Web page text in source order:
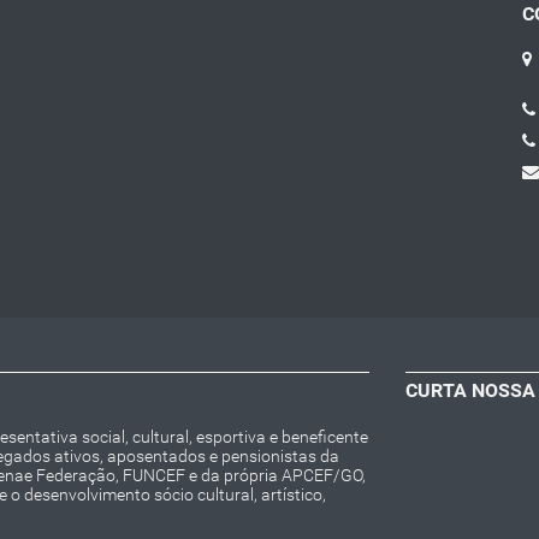
social, cultural, esportiva e beneficente
ativos, aposentados e pensionistas da
Federação, FUNCEF e da própria APCEF/GO,
o desenvolvimento sócio cultural, artístico,
CURTA